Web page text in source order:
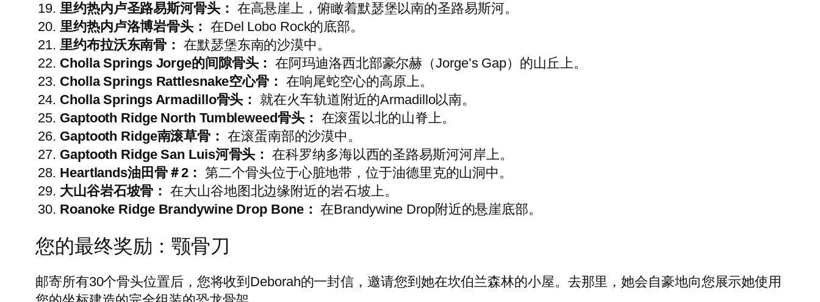
里约热内卢圣路易斯河骨头： 在高悬崖上，俯瞰着默瑟堡以南的圣路易斯河。
里约热内卢洛博岩骨头： 在Del Lobo Rock的底部。
里约布拉沃东南骨： 在默瑟堡东南的沙漠中。
Cholla Springs Jorge的间隙骨头： 在阿玛迪洛西北部豪尔赫（Jorge’s Gap）的山丘上。
Cholla Springs Rattlesnake空心骨： 在响尾蛇空心的高原上。
Cholla Springs Armadillo骨头： 就在火车轨道附近的Armadillo以南。
Gaptooth Ridge North Tumbleweed骨头： 在滚蛋以北的山脊上。
Gaptooth Ridge南滚草骨： 在滚蛋南部的沙漠中。
Gaptooth Ridge San Luis河骨头： 在科罗纳多海以西的圣路易斯河河岸上。
Heartlands油田骨＃2： 第二个骨头位于心脏地带，位于油德里克的山洞中。
大山谷岩石坡骨： 在大山谷地图北边缘附近的岩石坡上。
Roanoke Ridge Brandywine Drop Bone： 在Brandywine Drop附近的悬崖底部。
您的最终奖励：颚骨刀
邮寄所有30个骨头位置后，您将收到Deborah的一封信，邀请您到她在坎伯兰森林的小屋。去那里，她会自豪地向您展示她使用